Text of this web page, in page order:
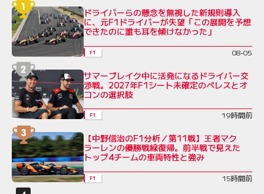
ドライバーらの懸念を無視した新規則導入
に、元F1ドライバーが失望「この展開を予想
できたのに誰も耳を傾けなかった」
F1 08-05
サマーブレイク中に活発になるドライバー交
渉戦。2027年F1シート未確定のペレスとオ
コンの選択肢
F1 19時間前
【中野信治のF1分析／第11戦】王者マク
ラーレンの優勝戦線復帰。前半戦で見えた
トップ4チームの車両特性と強み
F1 15時間前